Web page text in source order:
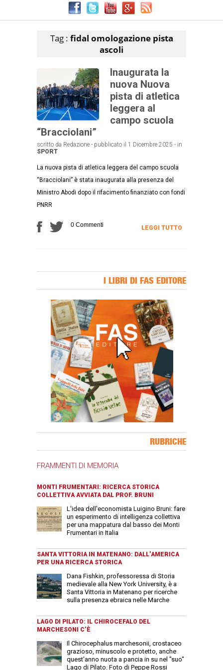
Tag : fidal omologazione pista
ascoli
Inaugurata la
nuova Nuova
pista di atletica
leggera al
campo scuola
“Bracciolani”
scritto da Redazione - pubblicato il 1 Dicembre 2025 - in
SPORT
La nuova pista di atletica leggera del campo scuola
“Bracciolani” è stata inaugurata alla presenza del
Ministro Abodi dopo il rifacimento finanziato con fondi
PNRR
0 Commenti LEGGI TUTTO
I LIBRI DI FAS EDITORE
RUBRICHE
FRAMMENTI DI MEMORIA
MONTI FRUMENTARI: RICERCA STORICA
COLLETTIVA AVVIATA DAL PROF. BRUNI
L'idea dell'economista Luigino Bruni: fare
un esperimento di intelligenza collettiva
per una mappatura dal basso dei Monti
Frumentari in Italia
SANTA VITTORIA IN MATENANO: DALL’AMERICA
PER UNA RICERCA STORICA
Dana Fishkin, professoressa di Storia
medievale alla New York University, è a
Santa Vittoria in Matenano per ricerche
sulla presenza ebraica nelle Marche
LAGO DI PILATO: IL CHIROCEFALO DEL
MARCHESONI C’È
Il Chirocephalus marchesonii, crostaceo
grazioso, minuscolo e protetto, anche
quest'anno nuota a pancia in su nel "suo"
Lago di Pilato. Foto di Peppe Rossi